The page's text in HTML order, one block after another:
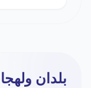
بلدان